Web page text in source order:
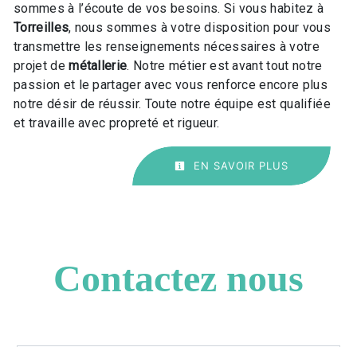
sommes à l’écoute de vos besoins. Si vous habitez à
Torreilles, nous sommes à votre disposition pour vous
transmettre les renseignements nécessaires à votre
projet demétallerie. Notre métier est avant tout notre
passion et le partager avec vous renforce encore plus
notre désir de réussir. Toute notre équipe est qualifiée
et travaille avec propreté et rigueur.
EN SAVOIR PLUS
Contactez nous